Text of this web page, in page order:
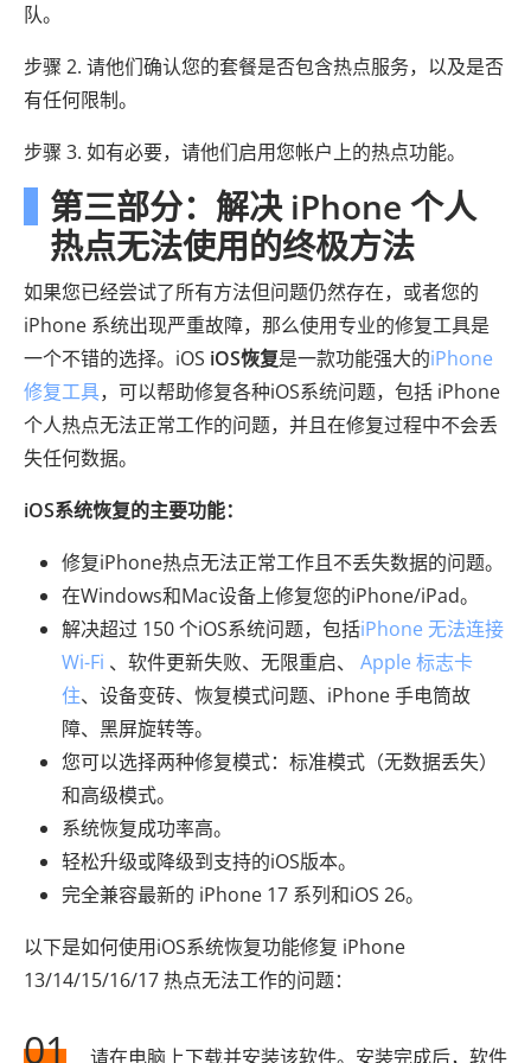
队。
步骤 2. 请他们确认您的套餐是否包含热点服务，以及是否
有任何限制。
步骤 3. 如有必要，请他们启用您帐户上的热点功能。
第三部分：解决 iPhone 个人
热点无法使用的终极方法
如果您已经尝试了所有方法但问题仍然存在，或者您的
iPhone 系统出现严重故障，那么使用专业的修复工具是
一个不错的选择。iOS iOS恢复是一款功能强大的iPhone
修复工具，可以帮助修复各种iOS系统问题，包括 iPhone
个人热点无法正常工作的问题，并且在修复过程中不会丢
失任何数据。
iOS系统恢复的主要功能：
修复iPhone热点无法正常工作且不丢失数据的问题。
在Windows和Mac设备上修复您的iPhone/iPad。
解决超过 150 个iOS系统问题，包括iPhone 无法连接
Wi-Fi 、软件更新失败、无限重启、 Apple 标志卡
住、设备变砖、恢复模式问题、iPhone 手电筒故
障、黑屏旋转等。
您可以选择两种修复模式：标准模式（无数据丢失）
和高级模式。
系统恢复成功率高。
轻松升级或降级到支持的iOS版本。
完全兼容最新的 iPhone 17 系列和iOS 26。
以下是如何使用iOS系统恢复功能修复 iPhone
13/14/15/16/17 热点无法工作的问题：
01 请在电脑上下载并安装该软件。安装完成后，软件